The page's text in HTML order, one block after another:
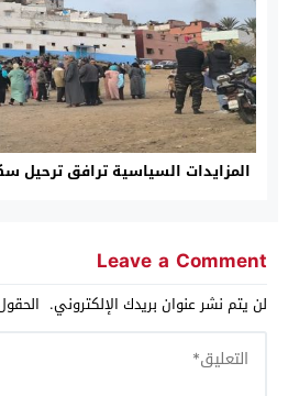
المزايدات السياسية ترافق ترحيل
Leave a Comment
لن يتم نشر عنوان بريدك الإلكتروني.